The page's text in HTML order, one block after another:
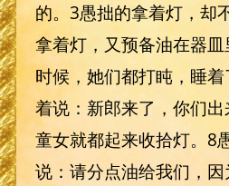
的。3愚拙的拿着灯，却
拿着灯，又预备油在器
时候，她们都打盹，睡
着说：新郎来了，你们
童女就都起来收拾灯。8
说：请分点油给我们，